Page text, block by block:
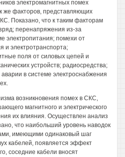
электромагнитных помех
же факторов, представляющих
Показано, что к таким факторам
перенапряжения из-за
электропитания; помехи от
и электротранспорта;
поля от силовых цепей и
устройств; радиосредства;
в системе электроснабжения
возникновения помех в СКС,
магнитного и электрического
их влияния. Осуществлен анализ
что наибольший уровень наводок
имеющими одинаковый шаг
кабелей, появляется эффект
соседние кабели вносят